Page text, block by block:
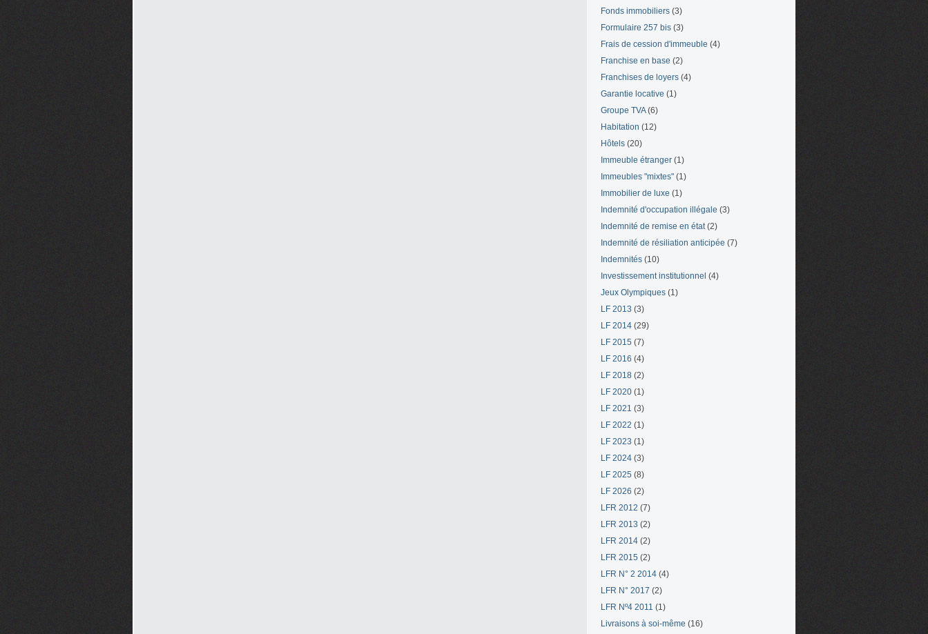
Fonds immobiliers (3)
Formulaire 257 bis (3)
Frais de cession d'immeuble (4)
Franchise en base (2)
Franchises de loyers (4)
Garantie locative (1)
Groupe TVA(6)
Habitation (12)
Hôtels (20)
Immeuble étranger (1)
Immeubles "mixtes" (1)
Immobilier de luxe (1)
Indemnité d'occupation illégale (3)
Indemnité de remise en état(2)
Indemnité de résiliation anticipée (7)
Indemnités (10)
Investissement institutionnel (4)
Jeux Olympiques (1)
LF 2013 (3)
LF 2014 (29)
LF 2015 (7)
LF 2016 (4)
LF 2018 (2)
LF 2020 (1)
LF 2021 (3)
LF 2022 (1)
LF 2023 (1)
LF 2024 (3)
LF 2025 (8)
LF 2026 (2)
LFR 2012 (7)
LFR 2013 (2)
LFR 2014 (2)
LFR 2015 (2)
LFR N° 2 2014 (4)
LFR N° 2017 (2)
LFR Nº4 2011 (1)
Livraisons à soi-même (16)